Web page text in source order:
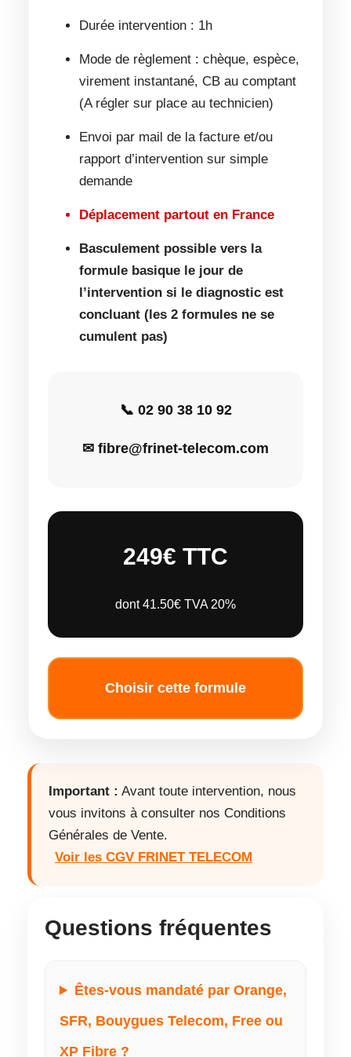
Durée intervention : 1h
Mode de règlement : chèque, espèce,
virement instantané, CB au comptant
(A régler sur place au technicien)
Envoi par mail de la facture et/ou
rapport d’intervention sur simple
demande
Déplacement partout en France
Basculement possible vers la
formule basique le jour de
l’intervention si le diagnostic est
concluant (les 2 formules ne se
cumulent pas)
📞 02 90 38 10 92
✉ fibre@frinet-telecom.com
249€ TTC
dont 41.50€ TVA 20%
Choisir cette formule
Important : Avant toute intervention, nous
vous invitons à consulter nos Conditions
Générales de Vente.
Voir les CGV FRINET TELECOM
Questions fréquentes
Êtes-vous mandaté par Orange,
SFR, Bouygues Telecom, Free ou
XP Fibre ?